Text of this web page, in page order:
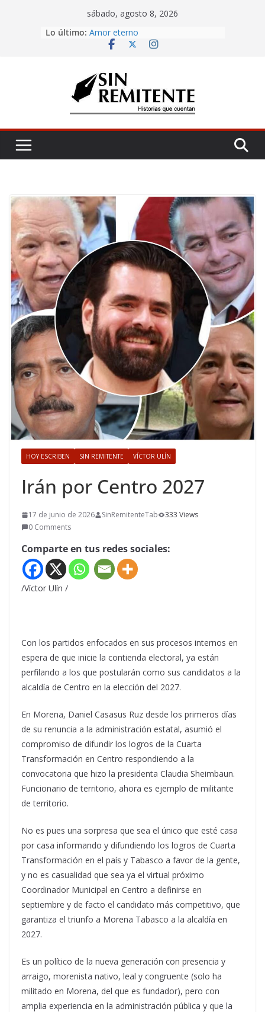
sábado, agosto 8, 2026
Lo último: Misa de 12
Amor eterno
La Carta
HOY ESCRIBEN SIN REMITENTE VÍCTOR ULÍN
Irán por Centro 2027
17 de junio de 2026 SinRemitenteTab
333 Views
0 Comments
Comparte en tus redes sociales:
/Víctor Ulín /
Con los partidos enfocados en sus procesos internos en
espera de que inicie la contienda electoral, ya están
perfilando a los que postularán como sus candidatos a la
alcaldía de Centro en la elección del 2027.
En Morena, Daniel Casasus Ruz desde los primeros días
de su renuncia a la administración estatal, asumió el
compromiso de difundir los logros de la Cuarta
Transformación en Centro respondiendo a la
convocatoria que hizo la presidenta Claudia Sheimbaun.
Funcionario de territorio, ahora es ejemplo de militante
de territorio.
No es pues una sorpresa que sea el único que esté casa
por casa informando y difundiendo los logros de Cuarta
Transformación en el país y Tabasco a favor de la gente,
y no es casualidad que sea ya el virtual próximo
Coordinador Municipal en Centro a definirse en
septiembre y de facto el candidato más competitivo, que
garantiza el triunfo a Morena Tabasco a la alcaldía en
2027.
Es un político de la nueva generación con presencia y
arraigo, morenista nativo, leal y congruente (solo ha
militado en Morena, del que es fundador), pero con
amplia experiencia en la administración pública y que la